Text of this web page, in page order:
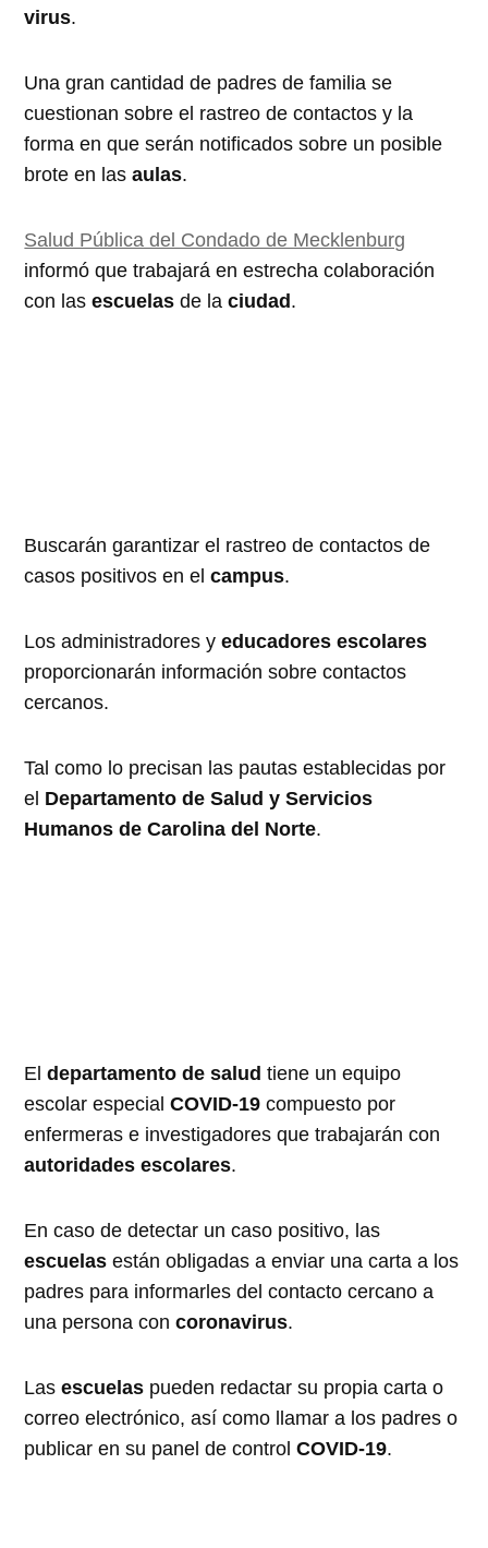
virus.
Una gran cantidad de padres de familia se
cuestionan sobre el rastreo de contactos y la
forma en que serán notificados sobre un posible
brote en lasaulas.
Salud Pública del Condado de Mecklenburg
informó que trabajará en estrecha colaboración
con lasescuelas de laciudad .
Buscarán garantizar el rastreo de contactos de
casos positivos en el campus.
Los administradores y educadores escolares
proporcionarán información sobre contactos
cercanos.
Tal como lo precisan las pautas establecidas por
el Departamento de Salud y Servicios
Humanos de Carolina del Norte.
El departamento de salud tiene un equipo
escolar especialCOVID-19compuesto por
enfermeras e investigadores que trabajarán con
autoridades escolares.
En caso de detectar un caso positivo, las
escuelasestán obligadas a enviar una carta a los
padres para informarles del contacto cercano a
una persona con coronavirus.
Lasescuelas pueden redactar su propia carta o
correo electrónico, así como llamar a los padres o
publicar en su panel de control COVID-19.